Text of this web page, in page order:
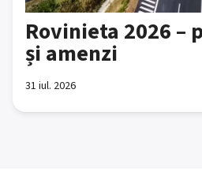
Rovinieta 2026 –
și amenzi
31 iul. 2026